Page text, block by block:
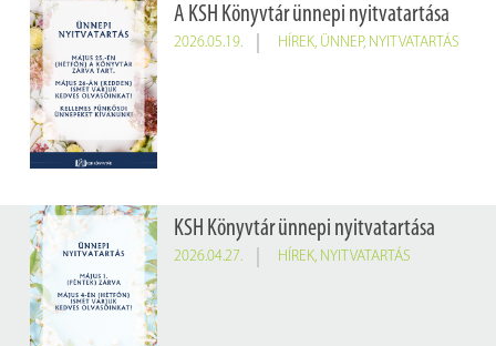
A KSH Könyvtár ünnepi nyitvatartása
2026.05.19. HÍREK, ÜNNEP, NYITVATARTÁS
KSH Könyvtár ünnepi nyitvatartása
2026.04.27. HÍREK, NYITVATARTÁS